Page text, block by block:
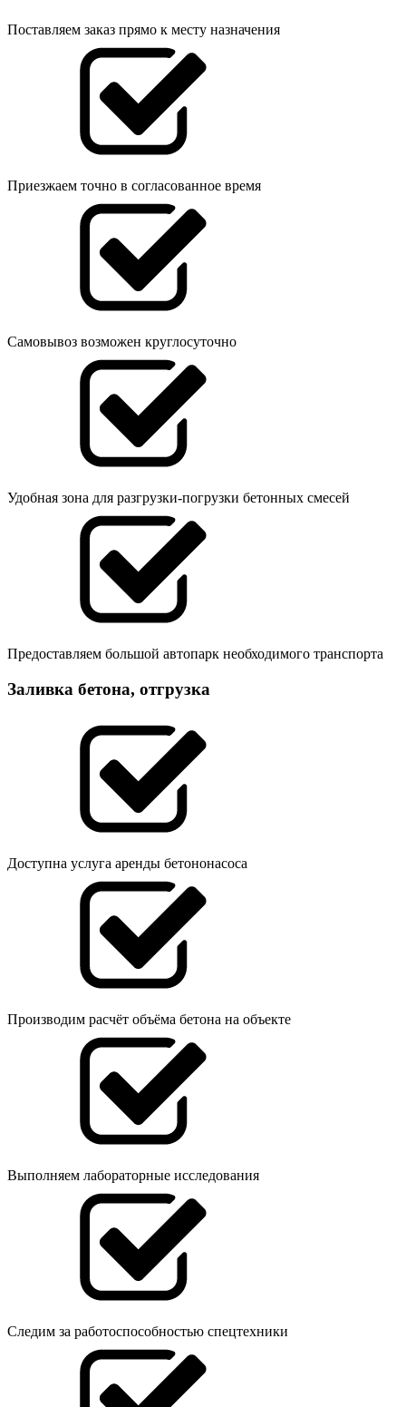
Поставляем заказ прямо к месту назначения
Приезжаем точно в согласованное время
Самовывоз возможен круглосуточно
Удобная зона для разгрузки-погрузки бетонных смесей
Предоставляем большой автопарк необходимого транспорта
Заливка бетона, отгрузка
Доступна услуга аренды бетононасоса
Производим расчёт объёма бетона на объекте
Выполняем лабораторные исследования
Следим за работоспособностью спецтехники